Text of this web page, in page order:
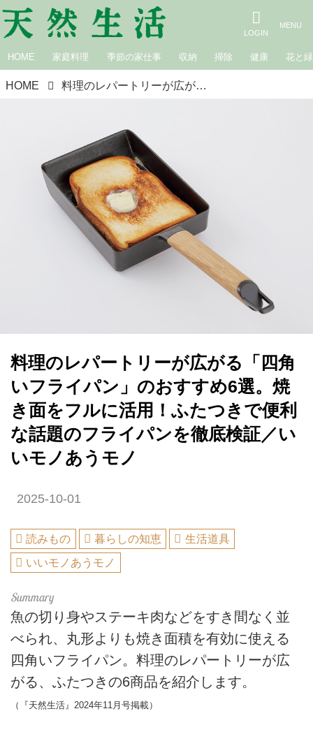
HOME 家庭料理 季節の家仕事 収納 掃除 健康 花と緑
HOME 料理のレパートリーが広がる「四角いフライパン」のおすすめ6選。焼き面をフルに活用！ふたつきで便利な話題のフライパンを徹底検証／いいモノあうモノ
料理のレパートリーが広がる「四角
いフライパン」のおすすめ6選。焼
き面をフルに活用！ふたつきで便利
な話題のフライパンを徹底検証／い
いモノあうモノ
2025-10-01
読みもの 暮らしの知恵
生活道具
いいモノあうモノ
魚の切り身やステーキ肉などをすき間なく並
べられ、丸形よりも焼き面積を有効に使える
四角いフライパン。料理のレパートリーが広
がる、ふたつきの6商品を紹介します。
（『天然生活』2024年11月号掲載）